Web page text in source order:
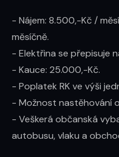
- Nájem: 8.500,-Kč /
měsíčně.
- Elektřina se přepisuje
- Kauce: 25.000,-Kč.
- Poplatek RK ve výši
- Možnost nastěhování
- Veškerá občanská
autobusu, vlaku a